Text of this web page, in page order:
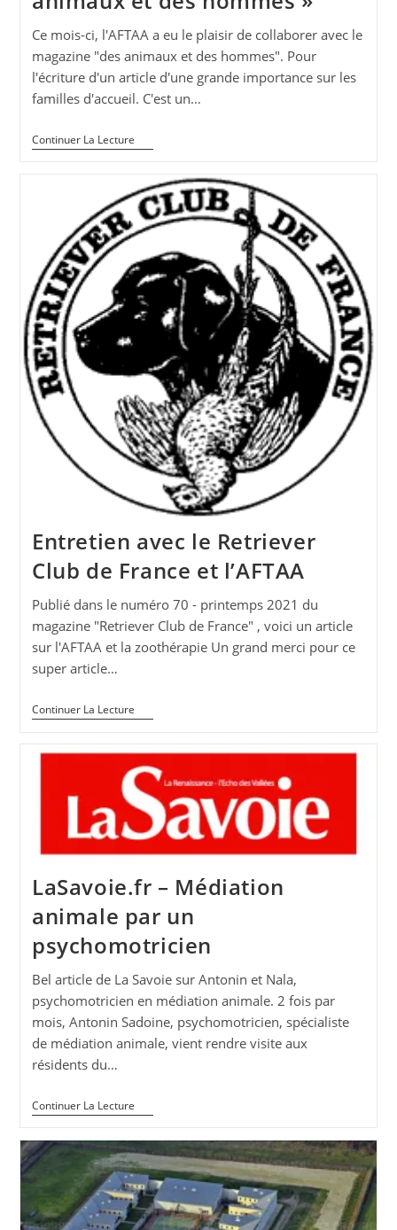
Ce mois-ci, l'AFTAA a eu le plaisir de collaborer avec le
magazine "des animaux et des hommes". Pour
l'écriture d'un article d'une grande importance sur les
familles d'accueil. C'est un…
Continuer La LectureOn
Parle
Nous
!
Revue
« Des
Animaux
Des
Hommes »
Entretien avec le Retriever
Club de France et l’AFTAA
Publié dans le numéro 70 - printemps 2021 du
magazine "Retriever Club de France" , voici un article
sur l'AFTAA et la zoothérapie Un grand merci pour ce
super article…
Continuer La LectureEntretien
Avec
Retriever
Club
De
France
Et
L’AFTAA
LaSavoie.fr – Médiation
animale par un
psychomotricien
Bel article de La Savoie sur Antonin et Nala,
psychomotricien en médiation animale. 2 fois par
mois, Antonin Sadoine, psychomotricien, spécialiste
de médiation animale, vient rendre visite aux
résidents du…
Continuer La LectureLaSavoie.fr
–
Animale
Par
Un
Psychomotricien